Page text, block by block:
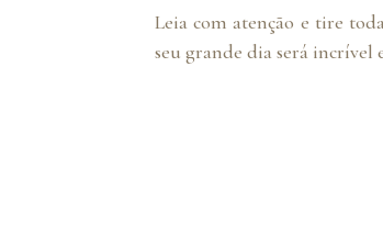
Leia com atenção e tire
seu grande dia será incrível